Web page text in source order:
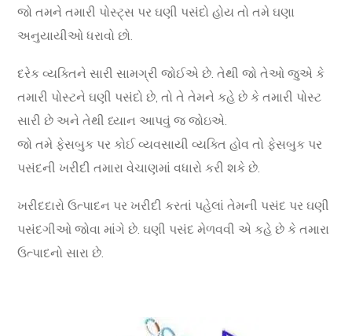
જો તમને તમારી પોસ્ટ્સ પર ઘણી પસંદો હોય તો તમે ઘણા
અનુયાયીઓ ધરાવો છો.
દરેક વ્યક્તિને સારી સામગ્રી જોઈએ છે. તેથી જો તેઓ જુએ કે
તમારી પોસ્ટને ઘણી પસંદો છે, તો તે તેમને કહે છે કે તમારી પોસ્ટ
સારી છે અને તેથી ધ્યાન આપવું જ જોઇએ.
જો તમે ફેસબુક પર કોઈ વ્યવસાયી વ્યક્તિ હોવ તો ફેસબુક પર
પસંદની ખરીદી તમારા વેચાણમાં વધારો કરી શકે છે.
ખરીદદારો ઉત્પાદન પર ખરીદી કરતાં પહેલાં તેમની પસંદ પર ઘણી
પસંદગીઓ જોવા માંગે છે. ઘણી પસંદ મેળવવી એ કહે છે કે તમારા
ઉત્પાદનો સારા છે.